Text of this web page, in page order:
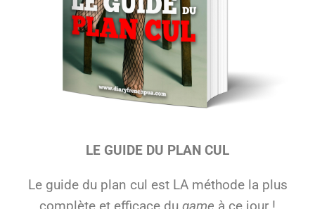
LE GUIDE DU PLAN CUL
Le guide du plan cul est LA méthode la plus